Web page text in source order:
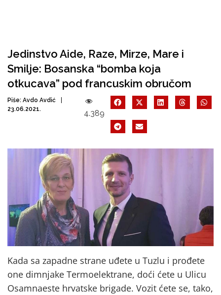
Jedinstvo Aide, Raze, Mirze, Mare i
Smilje: Bosanska “bomba koja
otkucava” pod francuskim obručom
Piše: Avdo Avdić
23.06.2021.
4.389
Kada sa zapadne strane uđete u Tuzlu i prođete
one dimnjake Termoelektrane, doći ćete u Ulicu
Osamnaeste hrvatske brigade. Vozit ćete se, tako,